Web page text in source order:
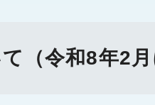
（令和8年2月